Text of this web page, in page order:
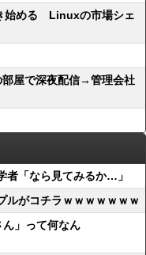
始める Linuxの市場シェ
屋で深夜配信→管理会社
者「なら見てみるか…」
ルがコチラｗｗｗｗｗｗｗ
」って何なん